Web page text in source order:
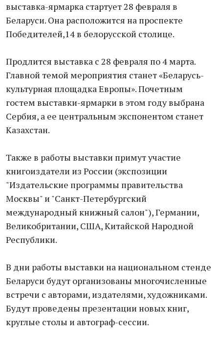
выставка-ярмарка стартует 28 февраля в
Беларуси. Она расположится на проспекте
Победителей,14 в белорусской столице.
Продлится выставка с 28 февраля по 4 марта.
Главной темой мероприятия станет «Беларусь-
культурная площадка Европы». Почетным
гостем выставки-ярмарки в этом году выбрана
Сербия, а ее центральным экспонентом станет
Казахстан.
Также в работы выставки примут участие
книгоиздатели из России (экспозиции
"Издательские программы правительства
Москвы" и "Санкт-Петербургский
международный книжный салон"), Германии,
Великобритании, США, Китайской Народной
Республики.
В дни работы выставки на национальном стенде
Беларуси будут организованы многочисленные
встречи с авторами, издателями, художниками.
Будут проведены презентации новых книг,
круглые столы и автограф-сессии.